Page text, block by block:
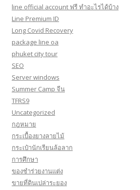
line official account ฟรี ทําอะไรได้บ้าง
Line Premium ID
Long Covid Recovery
package line oa
phuket city tour
SEO
Server windows
Summer Camp จีน
TFRS9
Uncategorized
กฎหมาย
กระเบื้องยางลายไม้
กระเป๋านักเรียนล้อลาก
การศึกษา
ของชำร่วยงานแต่ง
ขายที่ดินเปล่าระยอง